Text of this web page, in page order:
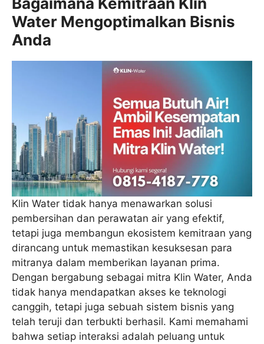
Water Mengoptimalkan Bisnis
Anda
Klin Water tidak hanya menawarkan solusi
pembersihan dan perawatan air yang efektif,
tetapi juga membangun ekosistem kemitraan yang
dirancang untuk memastikan kesuksesan para
mitranya dalam memberikan layanan prima.
Dengan bergabung sebagai mitra Klin Water, Anda
tidak hanya mendapatkan akses ke teknologi
canggih, tetapi juga sebuah sistem bisnis yang
telah teruji dan terbukti berhasil. Kami memahami
bahwa setiap interaksi adalah peluang untuk